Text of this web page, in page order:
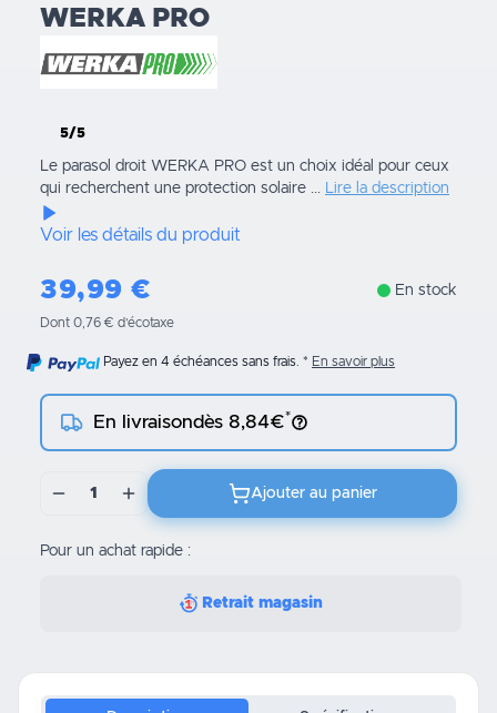
WERKA PRO
5/5
Le parasol droit WERKA PRO est un choix idéal pour ceux
qui recherchent une protection solaire ... Lire la description
Voir les détails du produit
39,99 € En stock
Dont 0,76 € d’écotaxe
Payez en 4 échéances sans frais. En savoir plus
En livraisondès 8,84€*
1 Ajouter au panier
Pour un achat rapide :
Retrait magasin